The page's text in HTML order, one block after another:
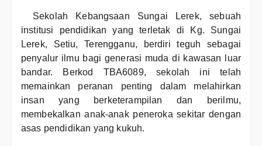
Sekolah Kebangsaan Sungai Lerek, sebuah
institusi pendidikan yang terletak di Kg. Sungai
Lerek, Setiu, Terengganu, berdiri teguh sebagai
penyalur ilmu bagi generasi muda di kawasan luar
bandar. Berkod TBA6089, sekolah ini telah
memainkan peranan penting dalam melahirkan
insan yang berketerampilan dan berilmu,
membekalkan anak-anak peneroka sekitar dengan
asas pendidikan yang kukuh.